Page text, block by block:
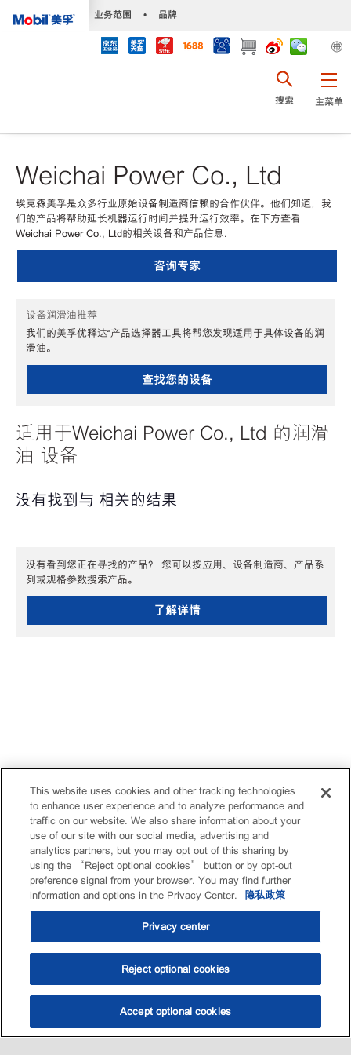
业务范围 • 品牌
主菜单
搜索
选油助手 查找门店
Weichai Power Co., Ltd
埃克森美孚是众多行业原始设备制造商信赖的合作伙伴。他们知道，我
们的产品将帮助延长机器运行时间并提升运行效率。在下方查看
Weichai Power Co., Ltd的相关设备和产品信息.
咨询专家
设备润滑油推荐
我们的美孚优释达℠产品选择器工具将帮您发现适用于具体设备的润
滑油。
查找您的设备
适用于Weichai Power Co., Ltd 的润滑
油 设备
没有找到与 相关的结果
没有看到您正在寻找的产品？ 您可以按应用、设备制造商、产品系
列或规格参数搜索产品。
了解详情
This website uses cookies and other tracking technologies
to enhance user experience and to analyze performance and
traffic on our website. We also share information about your
use of our site with our social media, advertising and
analytics partners, but you may opt out of this sharing by
using the “Reject optional cookies” button or by opt-out
preference signal from your browser. You may find further
information and options in the Privacy Center.
隐私政策
Privacy center
Reject optional cookies
Accept optional cookies